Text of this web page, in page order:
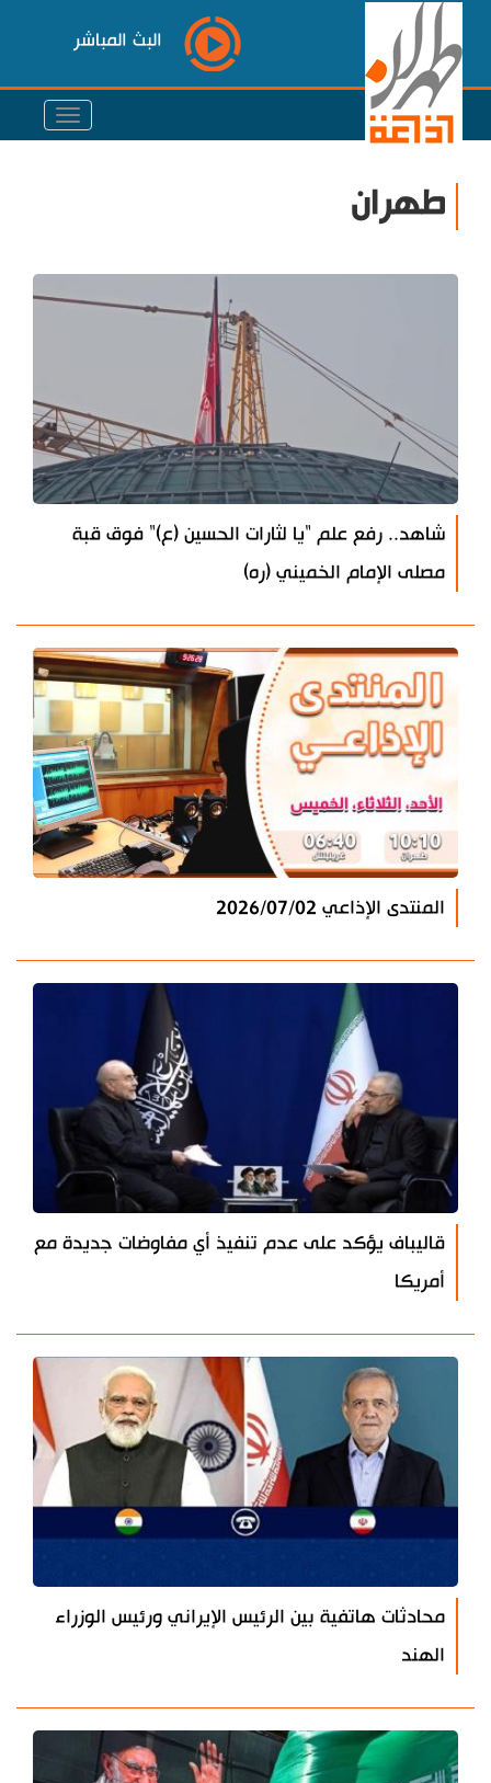
البث المباشر
طهران
شاهد.. رفع علم "يا لثارات الحسين (ع)" فوق قبة
مصلى الإمام الخميني (ره)
المنتدى الإذاعي 2026/07/02
قاليباف يؤكد على عدم تنفيذ أي مفاوضات جديدة مع
أمريكا
محادثات هاتفية بين الرئيس الإيراني ورئيس الوزراء
الهند